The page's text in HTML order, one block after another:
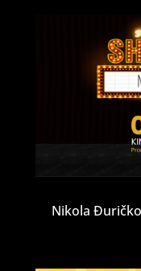
Nikola